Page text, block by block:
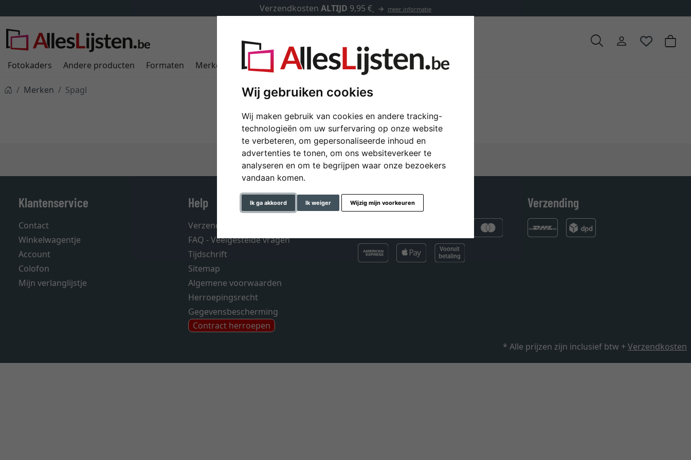
Wij gebruiken cookies
Wij maken gebruik van cookies en andere tracking-
technologieën om uw surfervaring op onze website
te verbeteren, om gepersonaliseerde inhoud en
advertenties te tonen, om ons websiteverkeer te
analyseren en om te begrijpen waar onze bezoekers
vandaan komen.
Ik ga akkoord Ik weiger Wijzig mijn voorkeuren
Verzendkosten ALTIJD 9,95 € meer informatie
Fotokaders Andere producten Formaten Merken Kaders op maat Passe-partouts Toebehoren
Merken Spagl
Spagl
Klantenservice
Contact
Winkelwagentje
Account
Colofon
Mijn verlanglijstje
Help
Verzending en kosten
FAQ - Veelgestelde vragen
Tijdschrift
Sitemap
Algemene voorwaarden
Herroepingsrecht
Gegevensbescherming
Contract herroepen
Betaalmethoden Verzending
* Alle prijzen zijn inclusief btw +Verzendkosten